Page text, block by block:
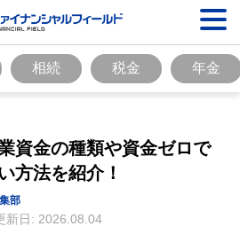
相続 税金 年金
資金の種類や資金ゼロで
方法を紹介！
部
新日: 2026.08.04